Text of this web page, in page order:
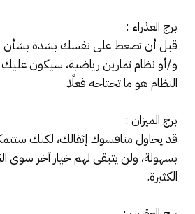
برج العذراء :
قبل أن تضغط على نفسك بشدة بشأن
و/أو نظام تمارين رياضية، سيكون
النظام هو ما تحتاجه فعلًا.
برج الميزان :
قد يحاول منافسوك إثقالك، لكنك
بسهولة، ولن يتبقى لهم خيار آخر سوى
الكثيرة.